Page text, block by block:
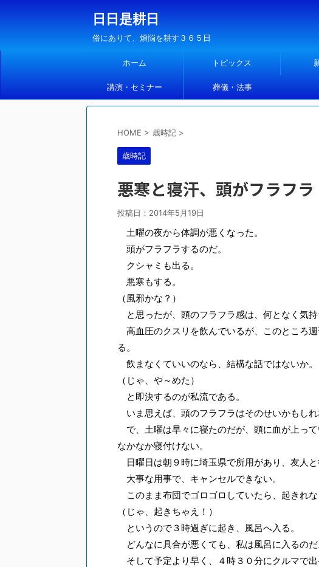
日日是耕日
俗にありて、煩悩を耕す３６５日
ホーム トピックス
講演・セミナー 葬儀・法事
HOME > 歳時記 >
歳時記
悪寒と寝汗、頭がフラフラ
投稿日： 2014年5月19日
土曜の夜から体調が悪くなった。
頭がフラフラするのだ。
クシャミも出る。
悪寒もする。
（風邪かな？）
と思ったが、頭のフラフラ感は、何となく気持
高血圧のクスリを飲んでいるが、このところ
る。
飲まなくていいのなら、結構な話ではないか。
（じゃ、や～めた）
と即決するのが私流である。
いま思えば、頭のフラフラはそのせいかもしれ
で、土曜は早々に寝たのだが、頭に血が上っ
なかなか寝付けない。
日曜日は朝９時に埼玉県で所用があり、友人と
大事な用事で、キャンセルできない。
このまま布団でゴロゴロしていたら、起きれな
（じゃ、起きちゃえ！）
というので３時過ぎに起き、風呂へ入る。
どんなに具合が悪くても、私は風呂に入るのだ
そして予定より早く、４時３０分にクルマで出